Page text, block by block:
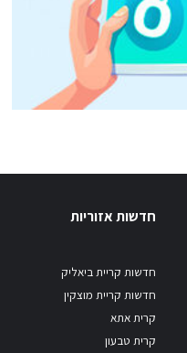
חדשות אזוריות
חדשות קריית ביאליק
חדשות קריית מוצקין
קרית אתא
קרית טבעון